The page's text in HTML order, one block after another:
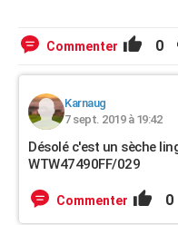
Commenter 0
Karnaug
7 sept. 2019 à 19:42
Désolé c'est un sèche
WTW47490FF/029
Commenter 0